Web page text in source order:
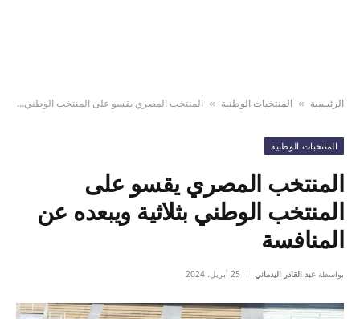
الرئيسية » المنتخبات الوطنية » المنتخب المصري يقسو على المنتخب الوطني بثلاثية ويبعده عن المنافسة
المنتخبات الوطنية
المنتخب المصري يقسو على
المنتخب الوطني بثلاثية ويبعده عن
المنافسة
بواسطة عبد القادر اليدماني 25 أبريل، 2024